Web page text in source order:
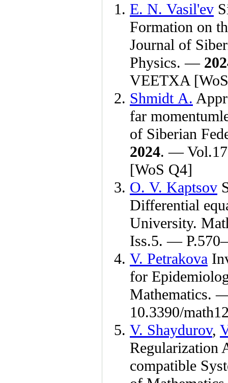
E. N. Vasil'ev
Formation on
Journal of
Physics. —
VEETXA
Shmidt A.
far
of Siberian
2024. —
[WoS Q4]
O. V. Kaptsov
Differential
University.
Iss.5. — P.5
V. Petrakova
for
Mathematics.
10.3390/
V. Shaydurov,
Regularization
compatible